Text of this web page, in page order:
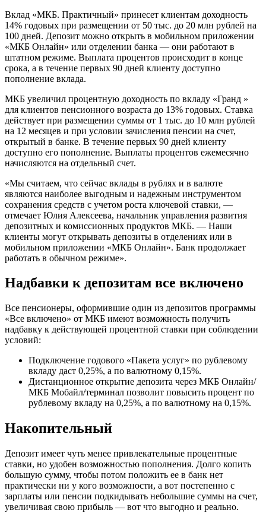
Вклад «МКБ. Практичный» принесет клиентам доходность
14% годовых при размещении от 50 тыс. до 20 млн рублей на
100 дней. Депозит можно открыть в мобильном приложении
«МКБ Онлайн» или отделении банка — они работают в
штатном режиме. Выплата процентов происходит в конце
срока, а в течение первых 90 дней клиенту доступно
пополнение вклада.
МКБ увеличил процентную доходность по вкладу «Гранд »
для клиентов пенсионного возраста до 13% годовых. Ставка
действует при размещении суммы от 1 тыс. до 10 млн рублей
на 12 месяцев и при условии зачисления пенсии на счет,
открытый в банке. В течение первых 90 дней клиенту
доступно его пополнение. Выплаты процентов ежемесячно
начисляются на отдельный счет.
«Мы считаем, что сейчас вклады в рублях и в валюте
являются наиболее выгодным и надежным инструментом
сохранения средств с учетом роста ключевой ставки, —
отмечает Юлия Алексеева, начальник управления развития
депозитных и комиссионных продуктов МКБ. — Наши
клиенты могут открывать депозиты в отделениях или в
мобильном приложении «МКБ Онлайн». Банк продолжает
работать в обычном режиме».
Надбавки к депозитам все включено
Все пенсионеры, оформившие один из депозитов программы
«Все включено» от МКБ имеют возможность получить
надбавку к действующей процентной ставки при соблюдении
условий:
Подключение годового «Пакета услуг» по рублевому
вкладу даст 0,25%, а по валютному 0,15%.
Дистанционное открытие депозита через МКБ Онлайн/
МКБ Мобайл/терминал позволит повысить процент по
рублевому вкладу на 0,25%, а по валютному на 0,15%.
Накопительный
Депозит имеет чуть менее привлекательные процентные
ставки, но удобен возможностью пополнения. Долго копить
большую сумму, чтобы потом положить ее в банк нет
практически ни у кого возможности, а вот постепенно с
зарплаты или пенсии подкидывать небольшие суммы на счет,
увеличивая свою прибыль — вот что выгодно и реально.